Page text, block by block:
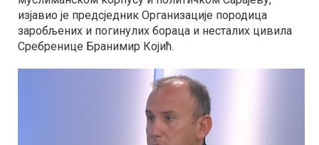
изјавио је предсједник Организације породица
заробљених и погинулих бораца и несталих цивила
Сребренице Бранимир Којић.